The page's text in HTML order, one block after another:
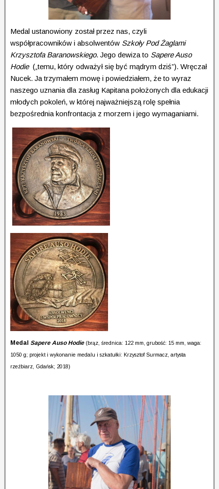
Medal ustanowiony został przez nas, czyli
współpracowników i absolwentów Szkoły Pod Żaglami
Krzysztofa Baranowskiego. Jego dewiza to Sapere Auso
Hodie(„temu, który odważył się być mądrym dziś”). Wręczał
Nucek. Ja trzymałem mowę i powiedziałem, że to wyraz
naszego uznania dla zasług Kapitana położonych dla edukacji
młodych pokoleń, w której najważniejszą rolę spełnia
bezpośrednia konfrontacja z morzem i jego wymaganiami.
Medal Sapere Auso Hodie (brąz, średnica: 122 mm, grubość: 15 mm, waga:
1050 g; projekt i wykonanie medalu i szkatułki: Krzysztof Surmacz, artysta
rzeźbiarz, Gdańsk; 2018)